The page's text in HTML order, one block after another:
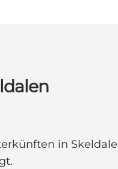
in